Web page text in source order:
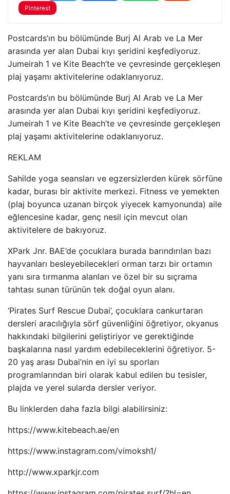
Pinterest
Postcards’ın bu bölümünde Burj Al Arab ve La Mer
arasında yer alan Dubai kıyı şeridini keşfediyoruz.
Jumeirah 1 ve Kite Beach’te ve çevresinde gerçekleşen
plaj yaşamı aktivitelerine odaklanıyoruz.
Postcards’ın bu bölümünde Burj Al Arab ve La Mer
arasında yer alan Dubai kıyı şeridini keşfediyoruz.
Jumeirah 1 ve Kite Beach’te ve çevresinde gerçekleşen
plaj yaşamı aktivitelerine odaklanıyoruz.
REKLAM
Sahilde yoga seansları ve egzersizlerden kürek sörfüne
kadar, burası bir aktivite merkezi. Fitness ve yemekten
(plaj boyunca uzanan birçok yiyecek kamyonunda) aile
eğlencesine kadar, genç nesil için mevcut olan
aktivitelere de bakıyoruz.
XPark Jnr. BAE’de çocuklara burada barındırılan bazı
hayvanları besleyebilecekleri orman tarzı bir ortamın
yanı sıra tırmanma alanları ve özel bir su sıçrama
tahtası sunan türünün tek doğal oyun alanı.
‘Pirates Surf Rescue Dubai’, çocuklara cankurtaran
dersleri aracılığıyla sörf güvenliğini öğretiyor, okyanus
hakkındaki bilgilerini geliştiriyor ve gerektiğinde
başkalarına nasıl yardım edebileceklerini öğretiyor. 5-
20 yaş arası Dubai’nin en iyi su sporları
programlarından biri olarak kabul edilen bu tesisler,
plajda ve yerel sularda dersler veriyor.
Bu linklerden daha fazla bilgi alabilirsiniz:
https://www.kitebeach.ae/en
https://www.instagram.com/vimoksh1/
http://www.xparkjr.com